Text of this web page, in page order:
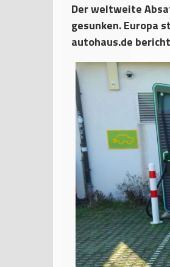
Der weltweite
gesunken. Europa
autohaus.de